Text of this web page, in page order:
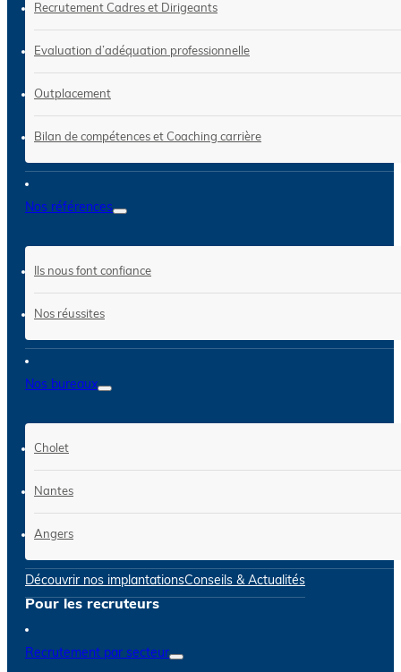
Recrutement Cadres et Dirigeants
Evaluation d’adéquation professionnelle
Outplacement
Bilan de compétences et Coaching carrière
Nos références
Ils nous font confiance
Nos réussites
Nos bureaux
Cholet
Nantes
Angers
Découvrir nos implantationsConseils & Actualités
Pour les recruteurs
Recrutement par secteur